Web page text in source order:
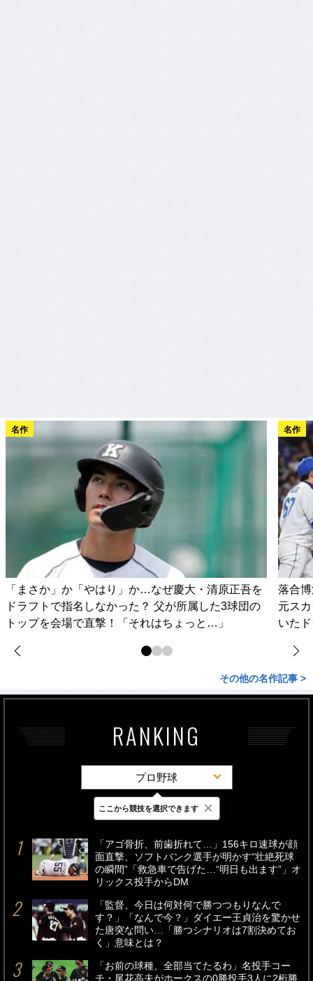
名作
「まさか」か「やはり」か…なぜ慶大・清原正吾を
ドラフトで指名しなかった？ 父が所属した3球団の
トップを会場で直撃！「それはちょっと…」
名作
落合
元ス
いた
その他の名作記事 >
RANKING
プロ野球
最新 24時間 週間
「アゴ骨折、前歯折れて…」156キロ速球が顔
面直撃、ソフトバンク選手が明かす“壮絶死球
の瞬間”「救急車で告げた…“明日も出ます”」オ
リックス投手からDM
「監督、今日は何対何で勝つつもりなんで
す？」「なんで今？」ダイエー王貞治を驚かせ
た唐突な問い…「勝つシナリオは7割決めてお
く」意味とは？
「お前の球種、全部当てたるわ」名投手コー
チ・尾花高夫がホークスの0勝投手3人に2桁勝
ここから競技を選択できます ×